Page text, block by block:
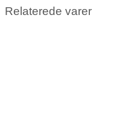
Relaterede varer